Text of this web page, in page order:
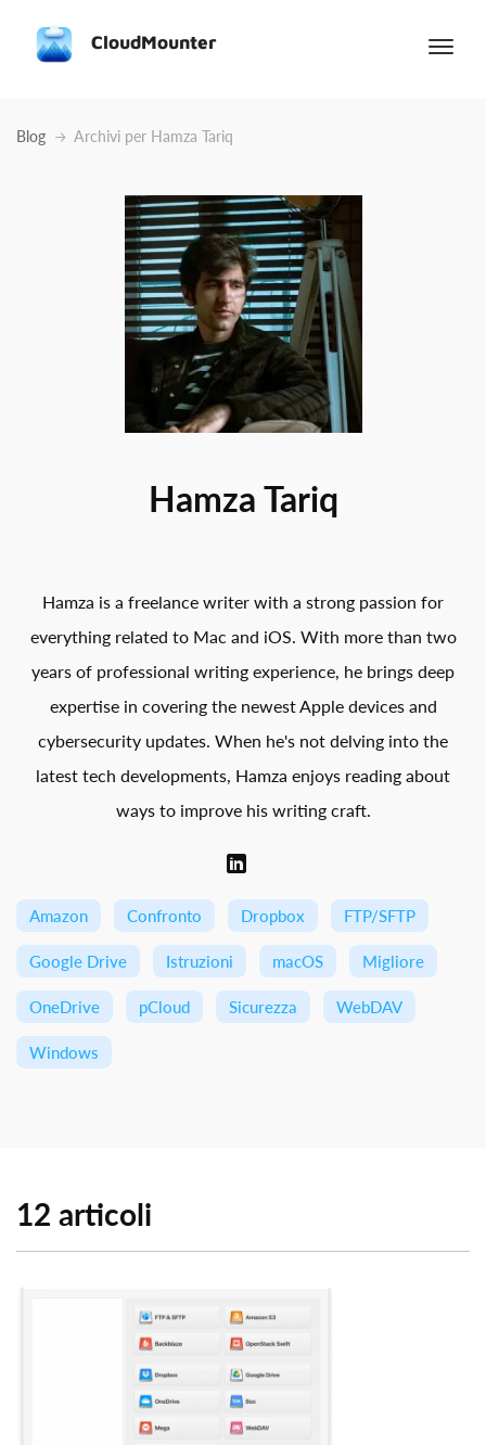
CloudMounter
Blog Archivi per Hamza Tariq
Hamza Tariq
Hamza is a freelance writer with a strong passion for
everything related to Mac and iOS. With more than two
years of professional writing experience, he brings deep
expertise in covering the newest Apple devices and
cybersecurity updates. When he's not delving into the
latest tech developments, Hamza enjoys reading about
ways to improve his writing craft.
Amazon Confronto Dropbox FTP/SFTP
Google Drive Istruzioni macOS Migliore
OneDrive pCloud Sicurezza WebDAV
Windows
12 articoli